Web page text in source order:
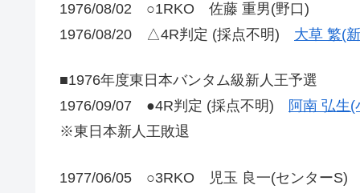
1976/08/02 ○1RKO 佐藤 重男(野口)
1976/08/20 △4R判定 (採点不明) 大草 繁(
■1976年度東日本バンタム級新人王予選
1976/09/07 ●4R判定 (採点不明)
阿南 弘生(
※東日本新人王敗退
1977/06/05 ○3RKO 児玉 良一(センターS)